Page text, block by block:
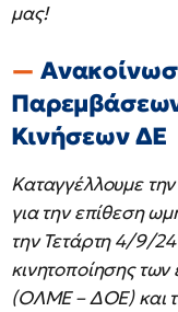
μας!
Κινήσεων ΔΕ
Καταγγέλλουμε
για την επίθεση
την Τετάρτη 4/9/
κινητοποίησης
(ΟΛΜΕ – ΔΟΕ) και